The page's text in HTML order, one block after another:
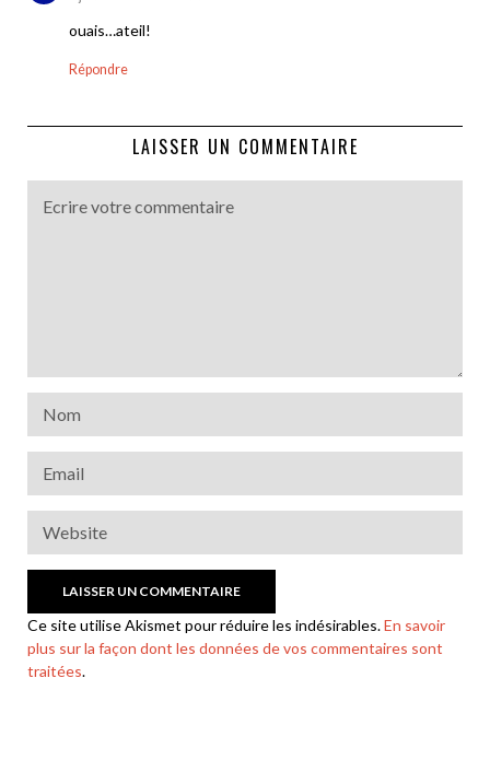
ouais…ateil!
Répondre
LAISSER UN COMMENTAIRE
Ce site utilise Akismet pour réduire les indésirables.En savoir
plus sur la façon dont les données de vos commentaires sont
traitées.